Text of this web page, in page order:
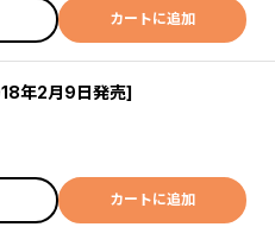
カートに追加
年2月9日発売]
カートに追加